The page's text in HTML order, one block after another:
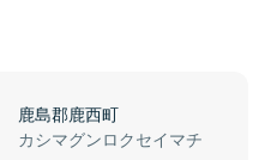
鹿島郡鹿西町
カシマグンロクセイマチ